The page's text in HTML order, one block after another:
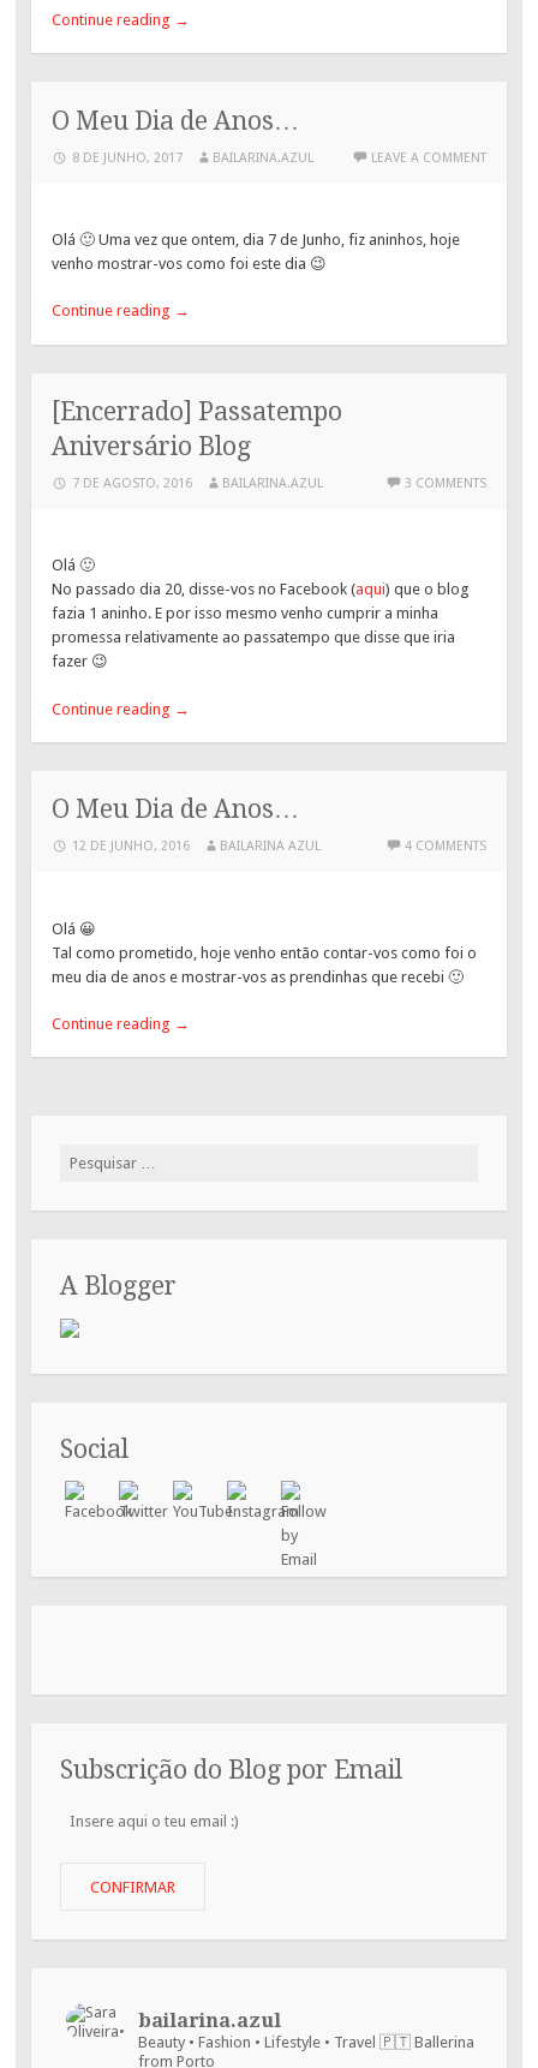
Continue reading →
O Meu Dia de Anos…
8 DE JUNHO, 2017 BAILARINA.AZUL LEAVE A COMMENT
Olá 🙂 Uma vez que ontem, dia 7 de Junho, fiz aninhos, hoje
venho mostrar-vos como foi este dia 😉
Continue reading →
[Encerrado] Passatempo
Aniversário Blog
7 DE AGOSTO, 2016 BAILARINA.AZUL 3 COMMENTS
Olá 🙂
No passado dia 20, disse-vos no Facebook (aqui) que o blog
fazia 1 aninho. E por isso mesmo venho cumprir a minha
promessa relativamente ao passatempo que disse que iria
fazer 😉
Continue reading →
O Meu Dia de Anos…
12 DE JUNHO, 2016 BAILARINA AZUL 4 COMMENTS
Olá 😀
Tal como prometido, hoje venho então contar-vos como foi o
meu dia de anos e mostrar-vos as prendinhas que recebi 🙂
Continue reading →
Pesquisar
A Blogger
Social
Subscrição do Blog por Email
Insere
CONFIRMAR
bailarina.azul
Beauty • Fashion • Lifestyle • Travel 🇵🇹 Ballerina
from Porto